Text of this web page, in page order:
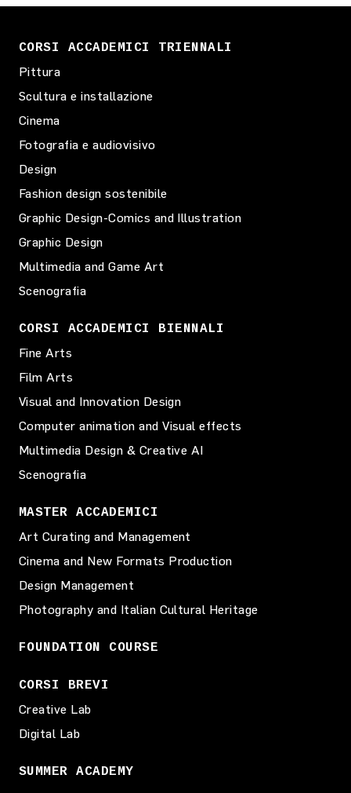
CORSI ACCADEMICI TRIENNALI
Pittura
Scultura e installazione
Cinema
Fotografia e audiovisivo
Design
Fashion design sostenibile
Graphic Design-Comics and Illustration
Graphic Design
Multimedia and Game Art
Scenografia
CORSI ACCADEMICI BIENNALI
Fine Arts
Film Arts
Visual and Innovation Design
Computer animation and Visual effects
Multimedia Design & Creative AI
Scenografia
MASTER ACCADEMICI
Art Curating and Management
Cinema and New Formats Production
Design Management
Photography and Italian Cultural Heritage
FOUNDATION COURSE
CORSI BREVI
Creative Lab
Digital Lab
SUMMER ACADEMY